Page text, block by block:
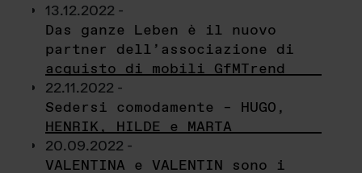
13.12.2022 -
Das ganze Leben è il nuovo
partner dell’associazione di
acquisto di mobili GfMTrend
22.11.2022 -
Sedersi comodamente – HUGO,
HENRIK, HILDE e MARTA
20.09.2022 -
VALENTINA e VALENTIN sono i